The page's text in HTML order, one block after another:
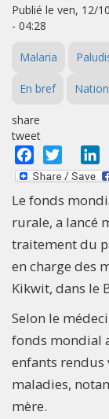
Publié le ven, 12/
- 04:28
Malaria
En bref
share
tweet
Facebook
Twitter
Le fonds
rurale, a lancé
traitement du
en charge des
Kikwit, dans le
Selon le
fonds mondial
enfants rendus
maladies,
mère.